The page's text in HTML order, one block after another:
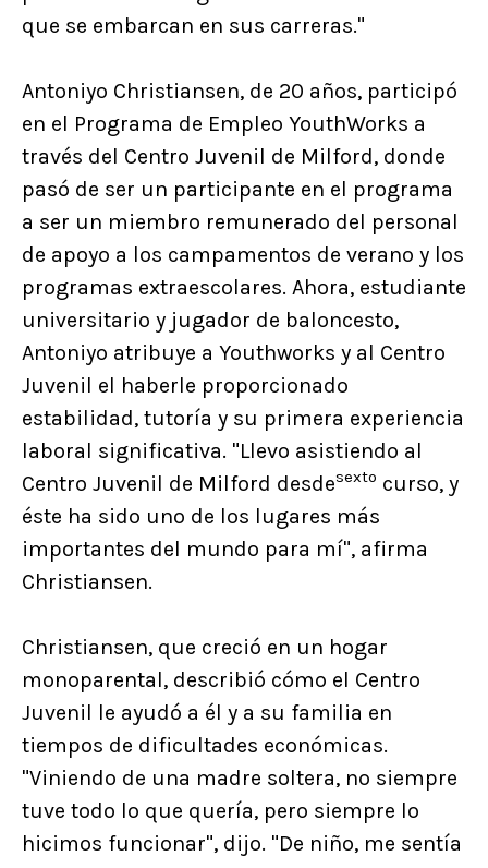
que se embarcan en sus carreras."
Antoniyo Christiansen, de 20 años, participó
en el Programa de Empleo YouthWorks a
través del Centro Juvenil de Milford, donde
pasó de ser un participante en el programa
a ser un miembro remunerado del personal
de apoyo a los campamentos de verano y los
programas extraescolares. Ahora, estudiante
universitario y jugador de baloncesto,
Antoniyo atribuye a Youthworks y al Centro
Juvenil el haberle proporcionado
estabilidad, tutoría y su primera experiencia
laboral significativa. "Llevo asistiendo al
Centro Juvenil de Milford desdesexto curso, y
éste ha sido uno de los lugares más
importantes del mundo para mí", afirma
Christiansen.
Christiansen, que creció en un hogar
monoparental, describió cómo el Centro
Juvenil le ayudó a él y a su familia en
tiempos de dificultades económicas.
"Viniendo de una madre soltera, no siempre
tuve todo lo que quería, pero siempre lo
hicimos funcionar", dijo. "De niño, me sentía